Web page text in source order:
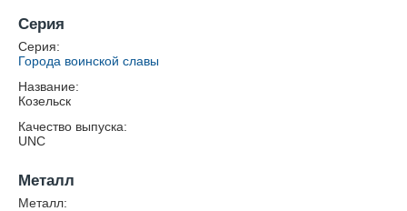
Серия
Серия:
Города воинской славы
Название:
Козельск
Качество выпуска:
UNC
Металл
Металл: